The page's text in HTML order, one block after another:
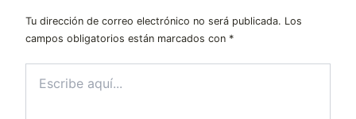
Tu dirección de correo electrónico no será publicada. Los
campos obligatorios están marcados con *
aquí...